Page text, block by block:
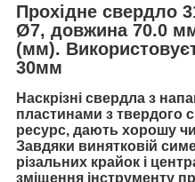
Прохідне свердло
Ø7, довжина 70.0
(мм).
30мм
Наскрізні свердла з
пластинами з твердого
ресурс, дають хорошу
Завдяки винятковій
різальних крайок і
зміщення інструменту